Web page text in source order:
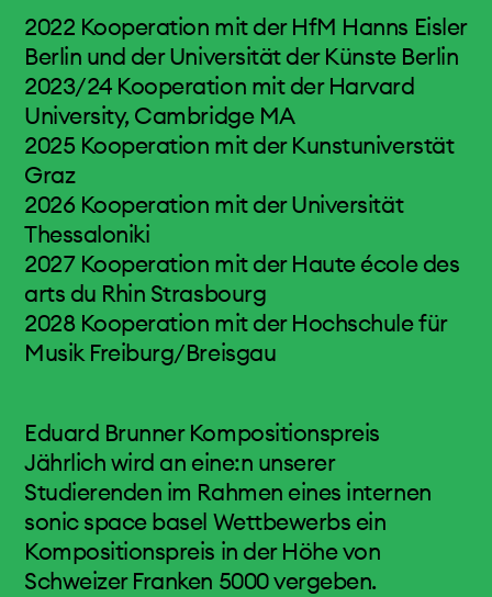
eignungsabklärung/anmeldung
specials
studierende
studium
audiodesign
musiktheorie
minors, cas & phd
team & gäste
events & news
projects & more
mediathek
kalender
2022 Kooperation mit der HfM Hanns Eisler
Berlin und der Universität der Künste Berlin
2023/24 Kooperation mit der Harvard
University, Cambridge MA
2025 Kooperation mit der Kunstuniverstät
Graz
2026 Kooperation mit der Universität
Thessaloniki
2027 Kooperation mit der Haute école des
arts du Rhin Strasbourg
2028 Kooperation mit der Hochschule für
Musik Freiburg/Breisgau
Eduard Brunner Kompositionspreis
Jährlich wird an eine:n unserer
Studierenden im Rahmen eines internen
sonic space basel Wettbewerbs ein
Kompositionspreis in der Höhe von
Schweizer Franken 5000 vergeben.